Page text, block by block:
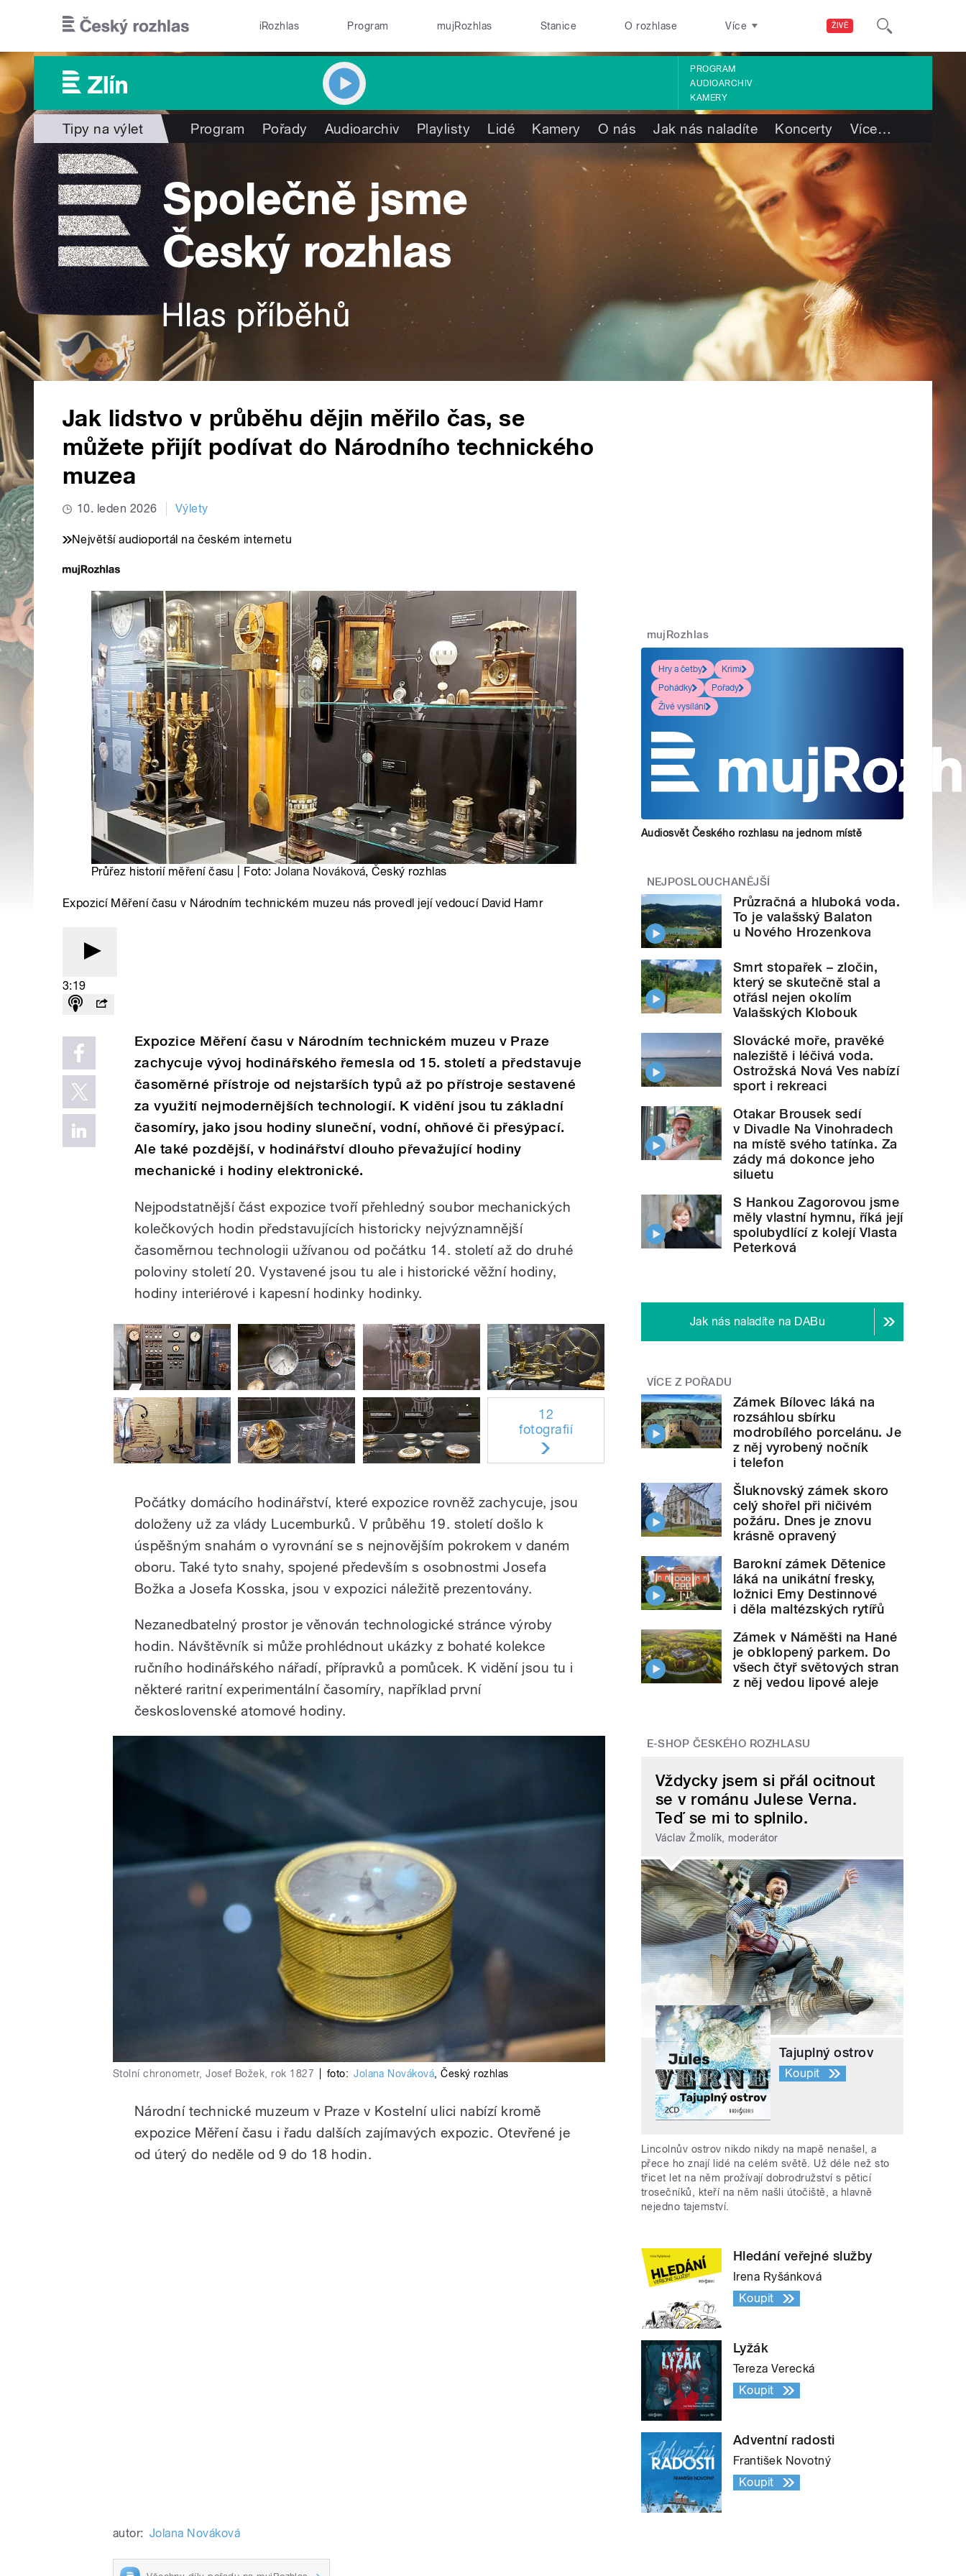
ŽIVĚ
iRozhlas Program mujRozhlas Stanice O rozhlase Více
PROGRAM
AUDIOARCHIV
KAMERY
Tipy na výlet Program Pořady Audioarchiv Playlisty Lidé Kamery O nás Jak nás naladíte Koncerty Více…
Jak lidstvo v průběhu dějin měřilo čas, se
můžete přijít podívat do Národního technického
muzea
10. leden 2026 Výlety
Největší audioportál na českém internetu
Průřez historií měření času | Foto:Jolana Nováková, Český rozhlas
Expozicí Měření času v Národním technickém muzeu nás provedl její vedoucí David Hamr
3:19
Expozice Měření času v Národním technickém muzeu v Praze
zachycuje vývoj hodinářského řemesla od 15. století a představuje
časoměrné přístroje od nejstarších typů až po přístroje sestavené
za využití nejmodernějších technologií. K vidění jsou tu základní
časomíry, jako jsou hodiny sluneční, vodní, ohňové či přesýpací.
Ale také pozdější, v hodinářství dlouho převažující hodiny
mechanické i hodiny elektronické.
Nejpodstatnější část expozice tvoří přehledný soubor mechanických
kolečkových hodin představujících historicky nejvýznamnější
časoměrnou technologii užívanou od počátku 14. století až do druhé
poloviny století 20. Vystavené jsou tu ale i historické věžní hodiny,
hodiny interiérové i kapesní hodinky hodinky.
12
fotografií
Počátky domácího hodinářství, které expozice rovněž zachycuje, jsou
doloženy už za vlády Lucemburků. V průběhu 19. století došlo k
úspěšným snahám o vyrovnání se s nejnovějším pokrokem v daném
oboru. Také tyto snahy, spojené především s osobnostmi Josefa
Božka a Josefa Kosska, jsou v expozici náležitě prezentovány.
Nezanedbatelný prostor je věnován technologické stránce výroby
hodin. Návštěvník si může prohlédnout ukázky z bohaté kolekce
ručního hodinářského nářadí, přípravků a pomůcek. K vidění jsou tu i
některé raritní experimentální časomíry, například první
československé atomové hodiny.
Stolní chronometr, Josef Božek, rok 1827 foto: Jolana Nováková,Český rozhlas
Národní technické muzeum v Praze v Kostelní ulici nabízí kromě
expozice Měření času i řadu dalších zajímavých expozic. Otevřené je
od úterý do neděle od 9 do 18 hodin.
autor: Jolana Nováková
mujRozhlas
Hry a četby
Krimi
Pohádky
Pořady
Živé vysílání
Audiosvět Českého rozhlasu na jednom místě
NEJPOSLOUCHANĚJŠÍ
Průzračná a hluboká voda.
To je valašský Balaton
u Nového Hrozenkova
Smrt stopařek – zločin,
který se skutečně stal a
otřásl nejen okolím
Valašských Klobouk
Slovácké moře, pravěké
naleziště i léčivá voda.
Ostrožská Nová Ves nabízí
sport i rekreaci
Otakar Brousek sedí
v Divadle Na Vinohradech
na místě svého tatínka. Za
zády má dokonce jeho
siluetu
S Hankou Zagorovou jsme
měly vlastní hymnu, říká její
spolubydlící z kolejí Vlasta
Peterková
Jak nás naladíte na DABu
VÍCE Z POŘADU
Zámek Bílovec láká na
rozsáhlou sbírku
modrobílého porcelánu. Je
z něj vyrobený nočník
i telefon
Šluknovský zámek skoro
celý shořel při ničivém
požáru. Dnes je znovu
krásně opravený
Barokní zámek Dětenice
láká na unikátní fresky,
ložnici Emy Destinnové
i děla maltézských rytířů
Zámek v Náměšti na Hané
je obklopený parkem. Do
všech čtyř světových stran
z něj vedou lipové aleje
E-SHOP ČESKÉHO ROZHLASU
Vždycky jsem si přál ocitnout
se v románu Julese Verna.
Teď se mi to splnilo.
Václav Žmolík, moderátor
Tajuplný ostrov
Koupit
Lincolnův ostrov nikdo nikdy na mapě nenašel, a
přece ho znají lidé na celém světě. Už déle než sto
třicet let na něm prožívají dobrodružství s pěticí
trosečníků, kteří na něm našli útočiště, a hlavně
nejedno tajemství.
Hledání veřejné služby
Irena Ryšánková
Koupit
Lyžák
Tereza Verecká
Koupit
Adventní radosti
František Novotný
Koupit